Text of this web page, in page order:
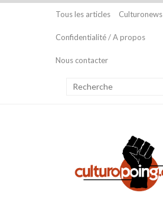
Tous les articles Culturonews
Confidentialité / A propos
Nous contacter